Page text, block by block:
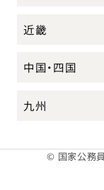
近畿
中国・四国
九州
© 国家公務